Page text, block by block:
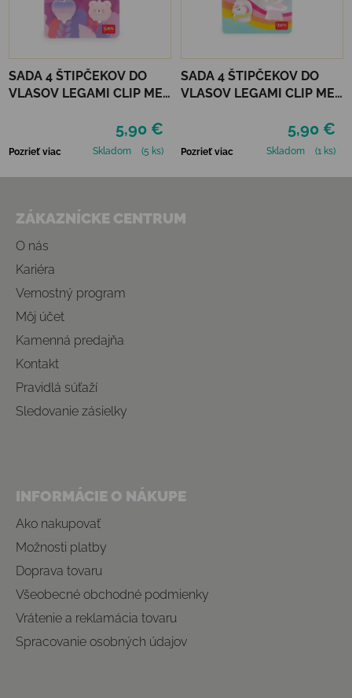
SADA 4 ŠTIPČEKOV DO
VLASOV LEGAMI CLIP ME
5,90 €
Pozrieť viac Skladom (5 ks)
SADA 4 ŠTIPČEKOV DO
VLASOV LEGAMI CLIP ME
5,90 €
Pozrieť viac Skladom (1 ks)
ZÁKAZNÍCKE CENTRUM
O nás
Kariéra
Vernostný program
Môj účet
Kamenná predajňa
Kontakt
Pravidlá súťaží
Sledovanie zásielky
INFORMÁCIE O NÁKUPE
Ako nakupovať
Možnosti platby
Doprava tovaru
Všeobecné obchodné podmienky
Vrátenie a reklamácia tovaru
Spracovanie osobných údajov